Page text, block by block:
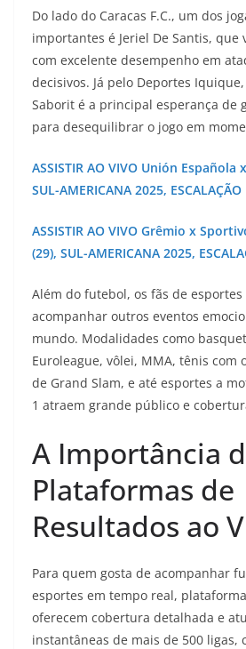
Do lado do Caracas F.C., um dos
importantes é Jeriel De Santis, que
com excelente desempenho em
decisivos. Já pelo Deportes
Saborit é a principal esperança de
para desequilibrar o jogo em
ASSISTIR AO VIVO Unión Española
SUL-AMERICANA 2025, ESCALAÇÃO
ASSISTIR AO VIVO Grêmio x
(29), SUL-AMERICANA 2025,
Além do futebol, os fãs de esportes
acompanhar outros eventos
mundo. Modalidades como
Euroleague, vôlei, MMA, tênis com
de Grand Slam, e até esportes a
1 atraem grande público e
A Importância
Plataformas de
Resultados ao
Para quem gosta de acompanhar
esportes em tempo real,
oferecem cobertura detalhada e
instantâneas de mais de 500 ligas,